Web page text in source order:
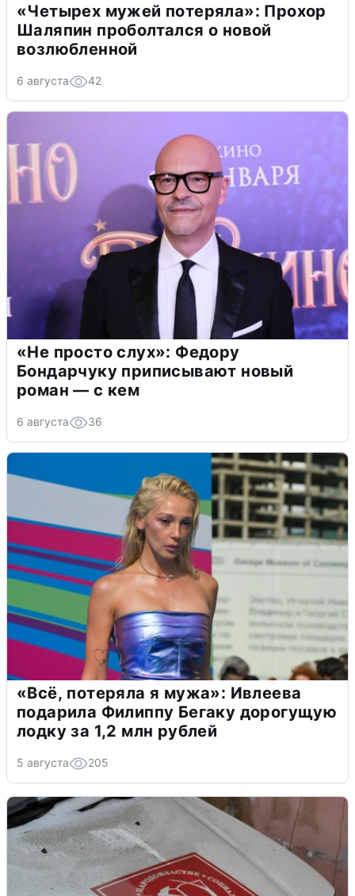
«Четырех мужей потеряла»: Прохор
Шаляпин проболтался о новой
возлюбленной
6 августа 42
«Не просто слух»: Федору
Бондарчуку приписывают новый
роман — с кем
6 августа 36
«Всё, потеряла я мужа»: Ивлеева
подарила Филиппу Бегаку дорогущую
лодку за 1,2 млн рублей
5 августа 205